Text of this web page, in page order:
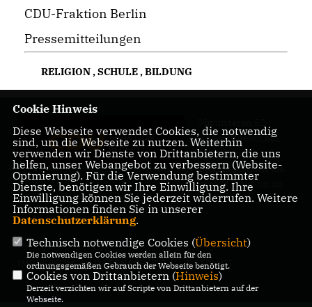
CDU-Fraktion Berlin
Pressemitteilungen
RELIGION,SCHULE,BILDUNG
Abgeordneten aus
allen Bezirken
Berlins sind wir die
größte Fraktion im
Berliner Abgeordnetenhaus.
IMPRESSUM DATENSCHUTZ KONTAKT
Cookie Hinweis
Diese Webseite verwendet Cookies, die notwendig
sind, um die Webseite zu nutzen. Weiterhin
verwenden wir Dienste von Drittanbietern, die uns
helfen, unser Webangebot zu verbessern (Website-
Optmierung). Für die Verwendung bestimmter
Dienste, benötigen wir Ihre Einwilligung. Ihre
Einwilligung können Sie jederzeit widerrufen. Weitere
Informationen finden Sie in unserer
Datenschutzerklärung.
Technisch notwendige Cookies (Übersicht)
Die notwendigen Cookies werden allein für den
ordnungsgemäßen Gebrauch der Webseite benötigt.
Cookies von Drittanbietern (Hinweis)
Derzeit verzichten wir auf Scripte von Drittanbietern auf der
Webseite.